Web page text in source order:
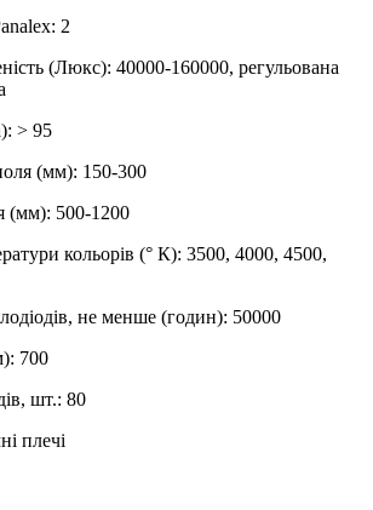
2
(Люкс): 40000-160000, регульована
> 95
(мм): 150-300
(мм): 500-1200
кольорів (° К): 3500, 4000, 4500,
не менше (годин): 50000
700
шт.: 80
плечі